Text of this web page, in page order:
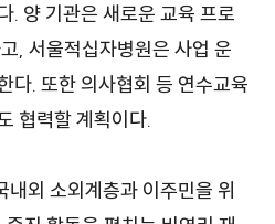
. 양 기관은 새로운 교육 프로
, 서울적십자병원은 사업 운
다. 또한 의사협회 등 연수교육
협력할 계획이다.
외 소외계층과 이주민을 위